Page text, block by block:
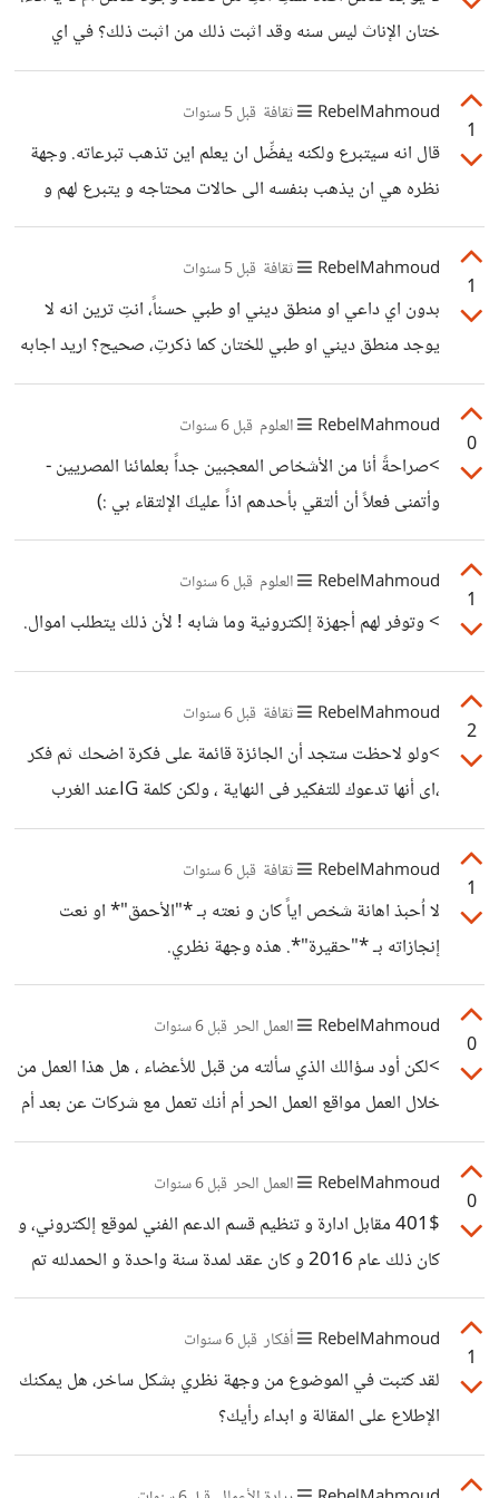
عقلك قليلاً من العلم و الأخذ الامور من منحنى ديني اسلامي، و
ختان الإناث ليس سنه وقد اثبت ذلك من اثبت ذلك؟ في اي
كتاب اُثبت ذلك؟ لقد استدل الفقهاء على ختان النساء، بحديث أم
عطية -رضي الله عنها- قالت: إن امرأة كانت تختن بالمدينة، فقال
لها النبي صلى الله عليه وسلم: "لا تنهكي، فإن ذلك أحظى للمرأة،
وأحب إلى البعل". رواه أبو داود. وجاء ذلك مفصلًا في رواية
أخرى، تقول: إنه عندما هاجر النساء، كان فيهن أم
1
RebelMahmoud ثقافة قبل 5 سنوات
قال انه سيتبرع ولكنه يفضِّل ان يعلم اين تذهب تبرعاته. وجهة
نظره هي ان يذهب بنفسه الى حالات محتاجه و يتبرع لهم و
يرى نتائج ذلك امام عيناه، و ليس التبرع امام الجميع في بث
مباشر على الإنترنت ليوتيوبر هو المستفيد الأكبر من كل ذلك،
فهو يكتسب اموال بطريقه غير مباشره "لم اقل اموال من
التبرعات" بالإضافه لإكتسابه شهرة اكبر و مشاهدات اكثر و
مشتركين اكثر، و كل ذلك على حسابنا نحن المتبرعين، ناهيك عن
1
RebelMahmoud ثقافة قبل 5 سنوات
بدون اي داعي او منطق ديني او طبي حسناً، انتِ ترين انه لا
يوجد منطق ديني او طبي للختان كما ذكرتِ، صحيح؟ اريد اجابه
بنعم ام لا فقط، حتى استطيع اكمال هذا النقاش.
0
RebelMahmoud العلوم قبل 6 سنوات
>صراحةً أنا من الأشخاص المعجبين جداً بعلمائنا المصريين -
وأتمنى فعلاً أن ألتقي بأحدهم اذاً عليكَ الإلتقاء بي :)
1
RebelMahmoud العلوم قبل 6 سنوات
> وتوفر لهم أجهزة إلكترونية وما شابه ! لأن ذلك يتطلب اموال.
2
RebelMahmoud ثقافة قبل 6 سنوات
>ولو لاحظت ستجد أن الجائزة قائمة على فكرة اضحك ثم فكر
،اى أنها تدعوك للتفكير فى النهاية ، ولكن كلمة IGعند الغرب
للفكاهة ليس أكثر . نعم الغرب يصفون ذلك بالفكاهة، يمكنك ان
تقولي جائزة الإنجاز الاكثر فكاهة و ضحكاً مثلاً، و ليس نعت
اصحاب الإنجازات بالحمقى و نعت انجازاتهم بالحقيرة.
1
RebelMahmoud ثقافة قبل 6 سنوات
لا اُحبذ اهانة شخص اياً كان و نعته بـ *"الأحمق"* او نعت
إنجازاته بـ *"حقيرة"*. هذه وجهة نظري.
0
RebelMahmoud العمل الحر قبل 6 سنوات
>لكن أود سؤالك الذي سألته من قبل للأعضاء ، هل هذا العمل من
خلال العمل مواقع العمل الحر أم أنك تعمل مع شركات عن بعد أم
ماذا ؟ نعم سؤال جيد نستطيع ان نبني عليه نظريات كثيرة..
صراحةً، كان ذلك من موقع العمل الحر، مستقل، و كان اول
مشروع ابدأ بتنفيذه على هذه المنصة و لم يكن لدي اي تقييمات
و لكن ما ساعدني على اقناع العميل هو معرض اعمالي و حسابي
0
RebelMahmoud العمل الحر قبل 6 سنوات
401$ مقابل ادارة و تنظيم قسم الدعم الفني لموقع إلكتروني، و
كان ذلك عام 2016 و كان عقد لمدة سنة واحدة و الحمدلله تم
تجديده 4 مرات بزيادات و مكافئات ربحية و 2021 هي المرة
الخامسة.
1
RebelMahmoud أفكار قبل 6 سنوات
لقد كتبت في الموضوع من وجهة نظري بشكل ساخر، هل يمكنك
الإطلاع على المقالة و ابداء رأيك؟
https://io.hsoub.com/culture/107368-